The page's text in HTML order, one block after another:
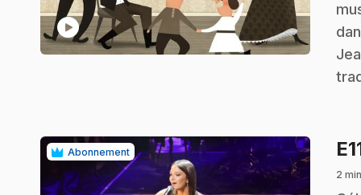
play_circle
Abonnement
2